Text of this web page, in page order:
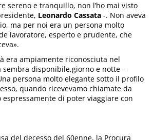
sereno e tranquillo, non l’ho mai visto
Leonardo Cassata -. Non aveva
ma per noi era un persona molto
lavoratore, esperto e prudente, che
era ampiamente riconosciuta nel
sembra disponibile,giorno e notte –
persona molto elegante sotto il profilo
quando ricevevamo chiamate da
di poter viaggiare con
del decesso del 60enne, la Procura